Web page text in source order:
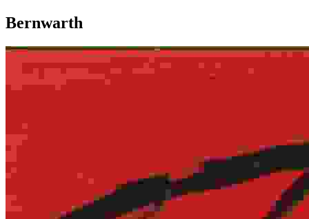
Bernwarth